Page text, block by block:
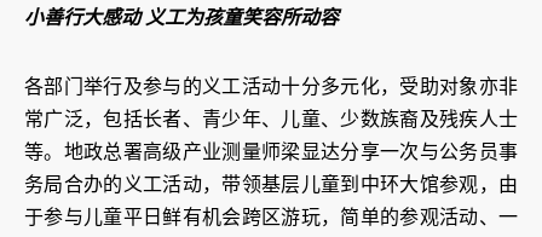
小善行大感动 义工为孩童笑容所动容
各部门举行及参与的义工活动十分多元化，受助对象亦非
常广泛，包括长者、青少年、儿童、少数族裔及残疾人士
等。地政总署高级产业测量师梁显达分享一次与公务员事
务局合办的义工活动，带领基层儿童到中环大馆参观，由
于参与儿童平日鲜有机会跨区游玩，简单的参观活动、一